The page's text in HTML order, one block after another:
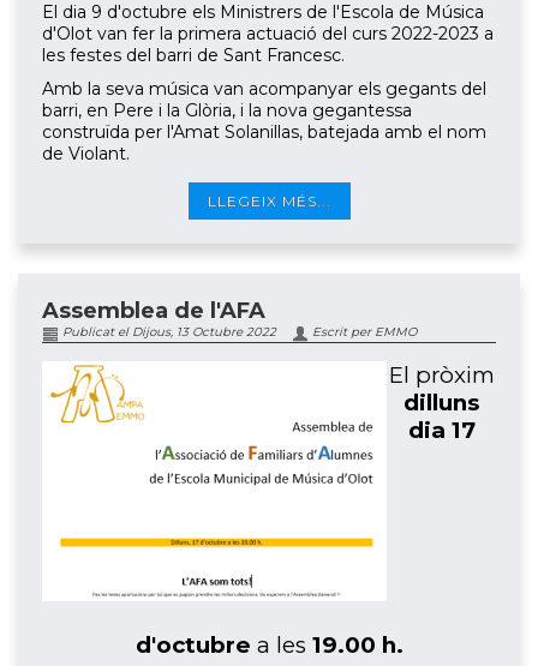
El dia 9 d'octubre els Ministrers de l'Escola de Música
d'Olot van fer la primera actuació del curs 2022-2023 a
les festes del barri de Sant Francesc.
Amb la seva música van acompanyar els gegants del
barri, en Pere i la Glòria, i la nova gegantessa
construïda per l'Amat Solanillas, batejada amb el nom
de Violant.
LLEGEIX MÉS...
Assemblea de l'AFA
Publicat el Dijous, 13 Octubre 2022 Escrit per EMMO
El pròxim
dilluns
dia 17
d'octubre a les 19.00 h.